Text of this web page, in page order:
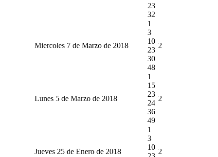
23
32
Miercoles 7 de Marzo de 2018
1
3
10
23
30
48
2
Lunes 5 de Marzo de 2018
1
15
23
24
36
49
2
Jueves 25 de Enero de 2018
1
3
10
2